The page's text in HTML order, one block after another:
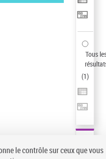
résultats/page
Tous
(1)
le contrôle sur ceux que vous